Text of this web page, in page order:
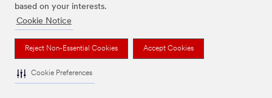
based on your interests.
Cookie Notice
Reject Non-Essential Cookies Accept Cookies
Cookie Preferences